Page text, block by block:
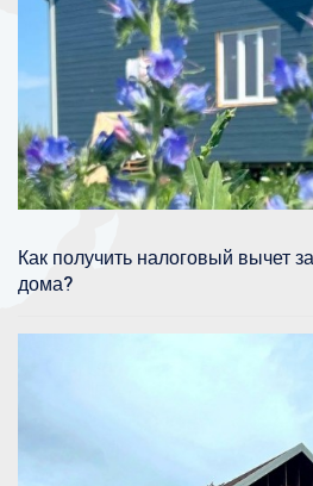
Как получить налоговый вычет
дома?